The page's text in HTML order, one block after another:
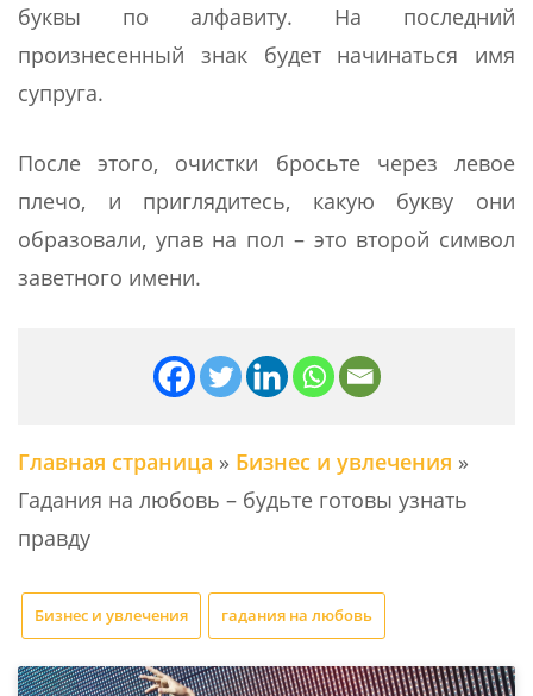
буквы по алфавиту. На последний
произнесенный знак будет начинаться имя
супруга.
После этого, очистки бросьте через левое
плечо, и приглядитесь, какую букву они
образовали, упав на пол – это второй символ
заветного имени.
Главная страница » Бизнес и увлечения »
Гадания на любовь – будьте готовы узнать
правду
Бизнес и увлечения гадания на любовь